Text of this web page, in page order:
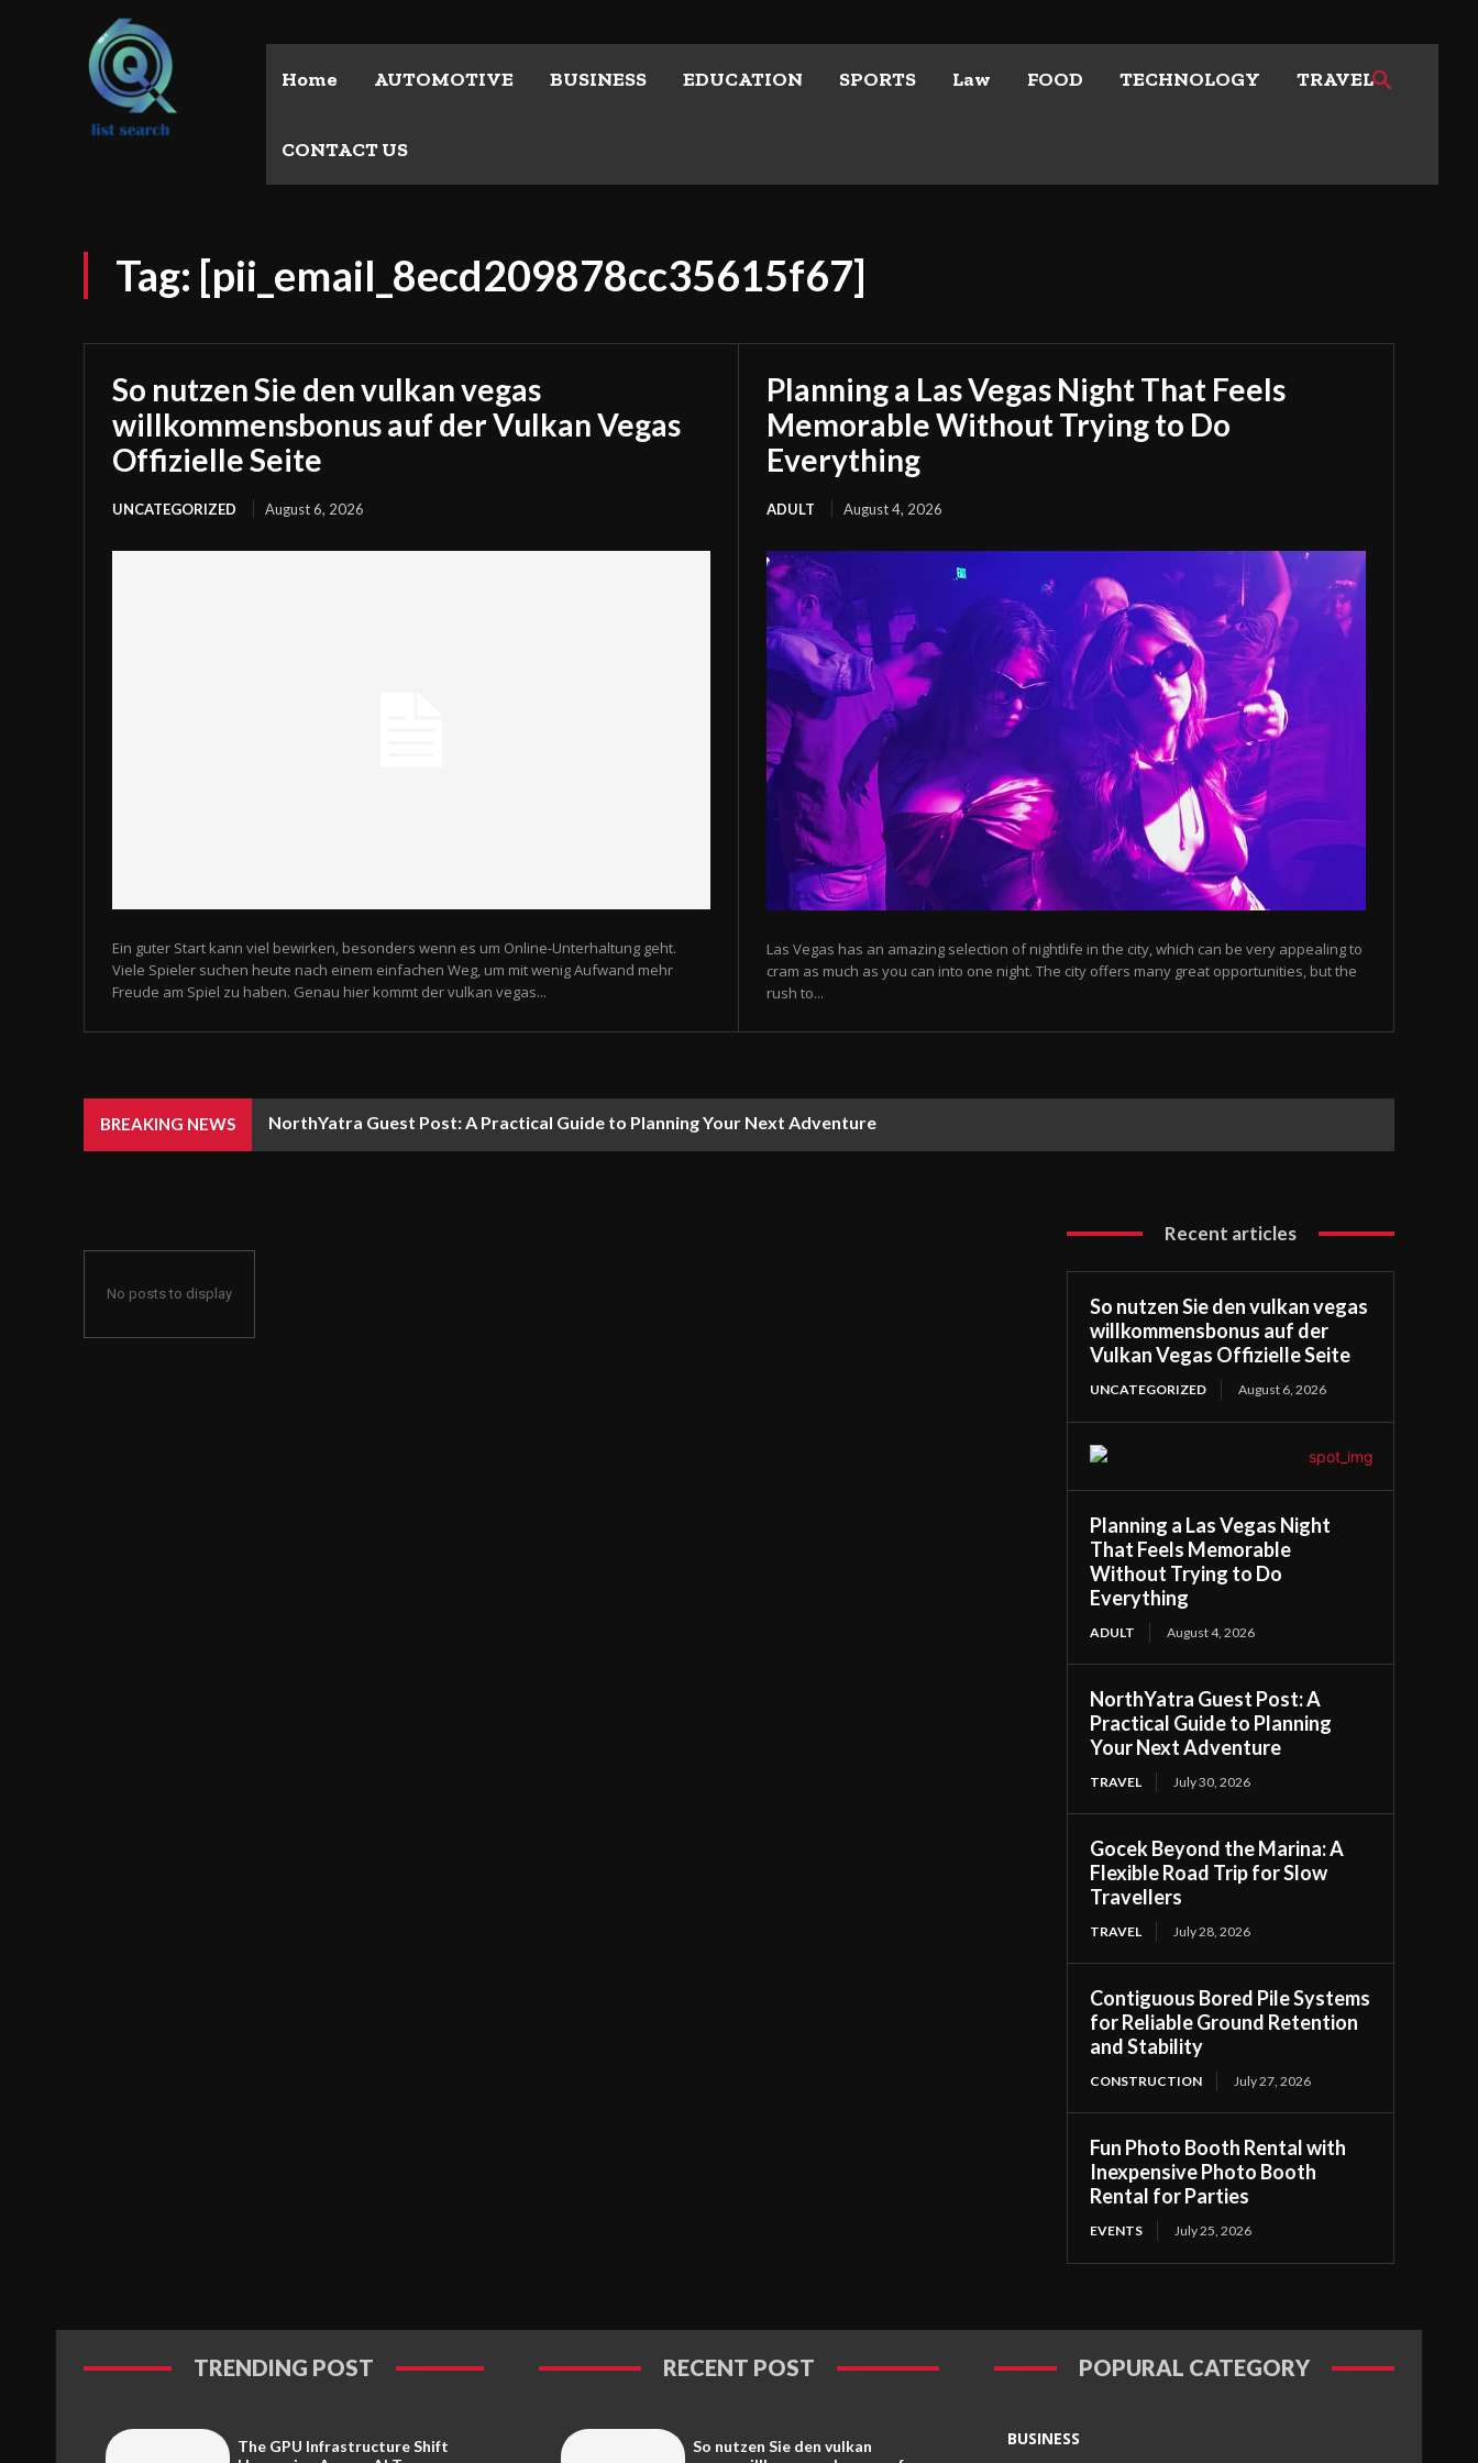
Home AUTOMOTIVE BUSINESS EDUCATION SPORTS Law FOOD TECHNOLOGY TRAVEL
CONTACT US
Tag: [pii_email_8ecd209878cc35615f67]
So nutzen Sie den vulkan vegas
willkommensbonus auf der Vulkan Vegas
Offizielle Seite
UNCATEGORIZED August 6, 2026
Ein guter Start kann viel bewirken, besonders wenn es um Online-Unterhaltung geht.
Viele Spieler suchen heute nach einem einfachen Weg, um mit wenig Aufwand mehr
Freude am Spiel zu haben. Genau hier kommt der vulkan vegas...
Planning a Las Vegas Night That Feels
Memorable Without Trying to Do
Everything
ADULT August 4, 2026
Las Vegas has an amazing selection of nightlife in the city, which can be very appealing to
cram as much as you can into one night. The city offers many great opportunities, but the
rush to...
BREAKING NEWS NorthYatra Guest Post: A Practical Guide to Planning Your Next Adventure
No posts to display
Recent articles
So nutzen Sie den vulkan vegas
willkommensbonus auf der
Vulkan Vegas Offizielle Seite
UNCATEGORIZED August 6, 2026
Planning a Las Vegas Night
That Feels Memorable
Without Trying to Do
Everything
ADULT August 4, 2026
NorthYatra Guest Post: A
Practical Guide to Planning
Your Next Adventure
TRAVEL July 30, 2026
Gocek Beyond the Marina: A
Flexible Road Trip for Slow
Travellers
TRAVEL July 28, 2026
Contiguous Bored Pile Systems
for Reliable Ground Retention
and Stability
CONSTRUCTION July 27, 2026
Fun Photo Booth Rental with
Inexpensive Photo Booth
Rental for Parties
EVENTS July 25, 2026
TRENDING POST
The GPU Infrastructure Shift
RECENT POST
So nutzen Sie den vulkan
POPURAL CATEGORY
BUSINESS